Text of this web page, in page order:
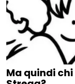
Ma quindi